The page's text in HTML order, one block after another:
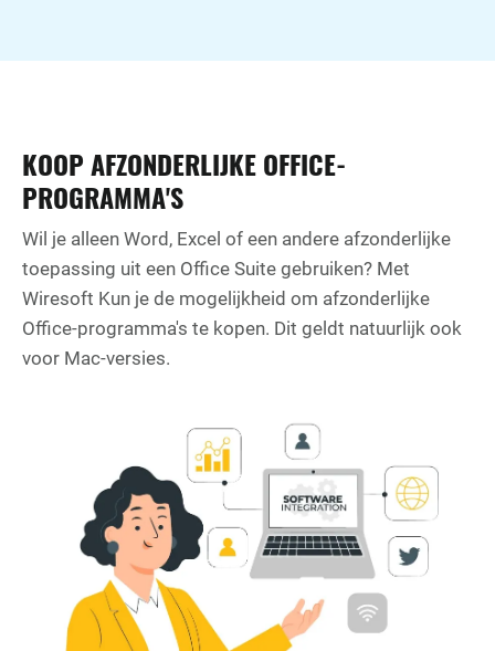
KOOP AFZONDERLIJKE OFFICE-
PROGRAMMA'S
Wil je alleen Word, Excel of een andere afzonderlijke
toepassing uit een Office Suite gebruiken? Met
Wiresoft Kun je de mogelijkheid om afzonderlijke
Office-programma's te kopen. Dit geldt natuurlijk ook
voor Mac-versies.